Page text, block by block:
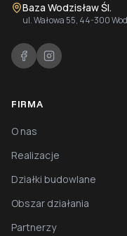
Baza Wodzisław Śl.
ul. Wałowa 55, 44-300
FIRMA
O nas
Realizacje
Działki budowlane
Obszar działania
Partnerzy